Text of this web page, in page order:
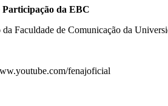
Participação da EBC
Faculdade de Comunicação da
fenajoficial